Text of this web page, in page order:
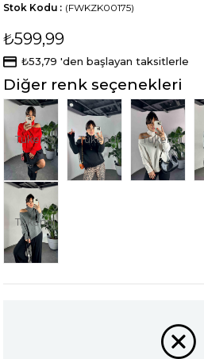
(FWKZK00175)
Stok Kodu
₺599,99
₺53,79 'den başlayan taksitlerle
Diğer renk seçenekleri
Tükendi Tükendi Tükendi
Tükendi